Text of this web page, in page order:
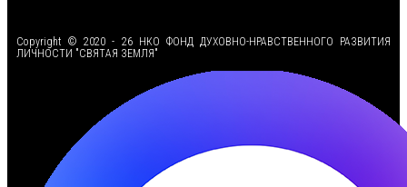
Copyright © 2020 - 26 НКО ФОНД ДУХОВНО-НРАВСТВЕННОГО РАЗВИТИЯ
ЛИЧНОСТИ "СВЯТАЯ ЗЕМЛЯ"